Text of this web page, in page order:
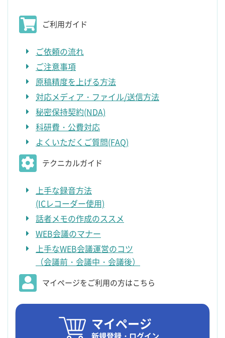
ご利用ガイド
ご依頼の流れ
ご注意事項
原稿精度を上げる方法
対応メディア・ファイル/送信方法
秘密保持契約(NDA)
科研費・公費対応
よくいただくご質問(FAQ)
テクニカルガイド
上手な録音方法
(ICレコーダー使用)
話者メモの作成のススメ
WEB会議のマナー
上手なWEB会議運営のコツ
（会議前・会議中・会議後）
マイページをご利用の方はこちら
マイページ
新規登録・ログイン